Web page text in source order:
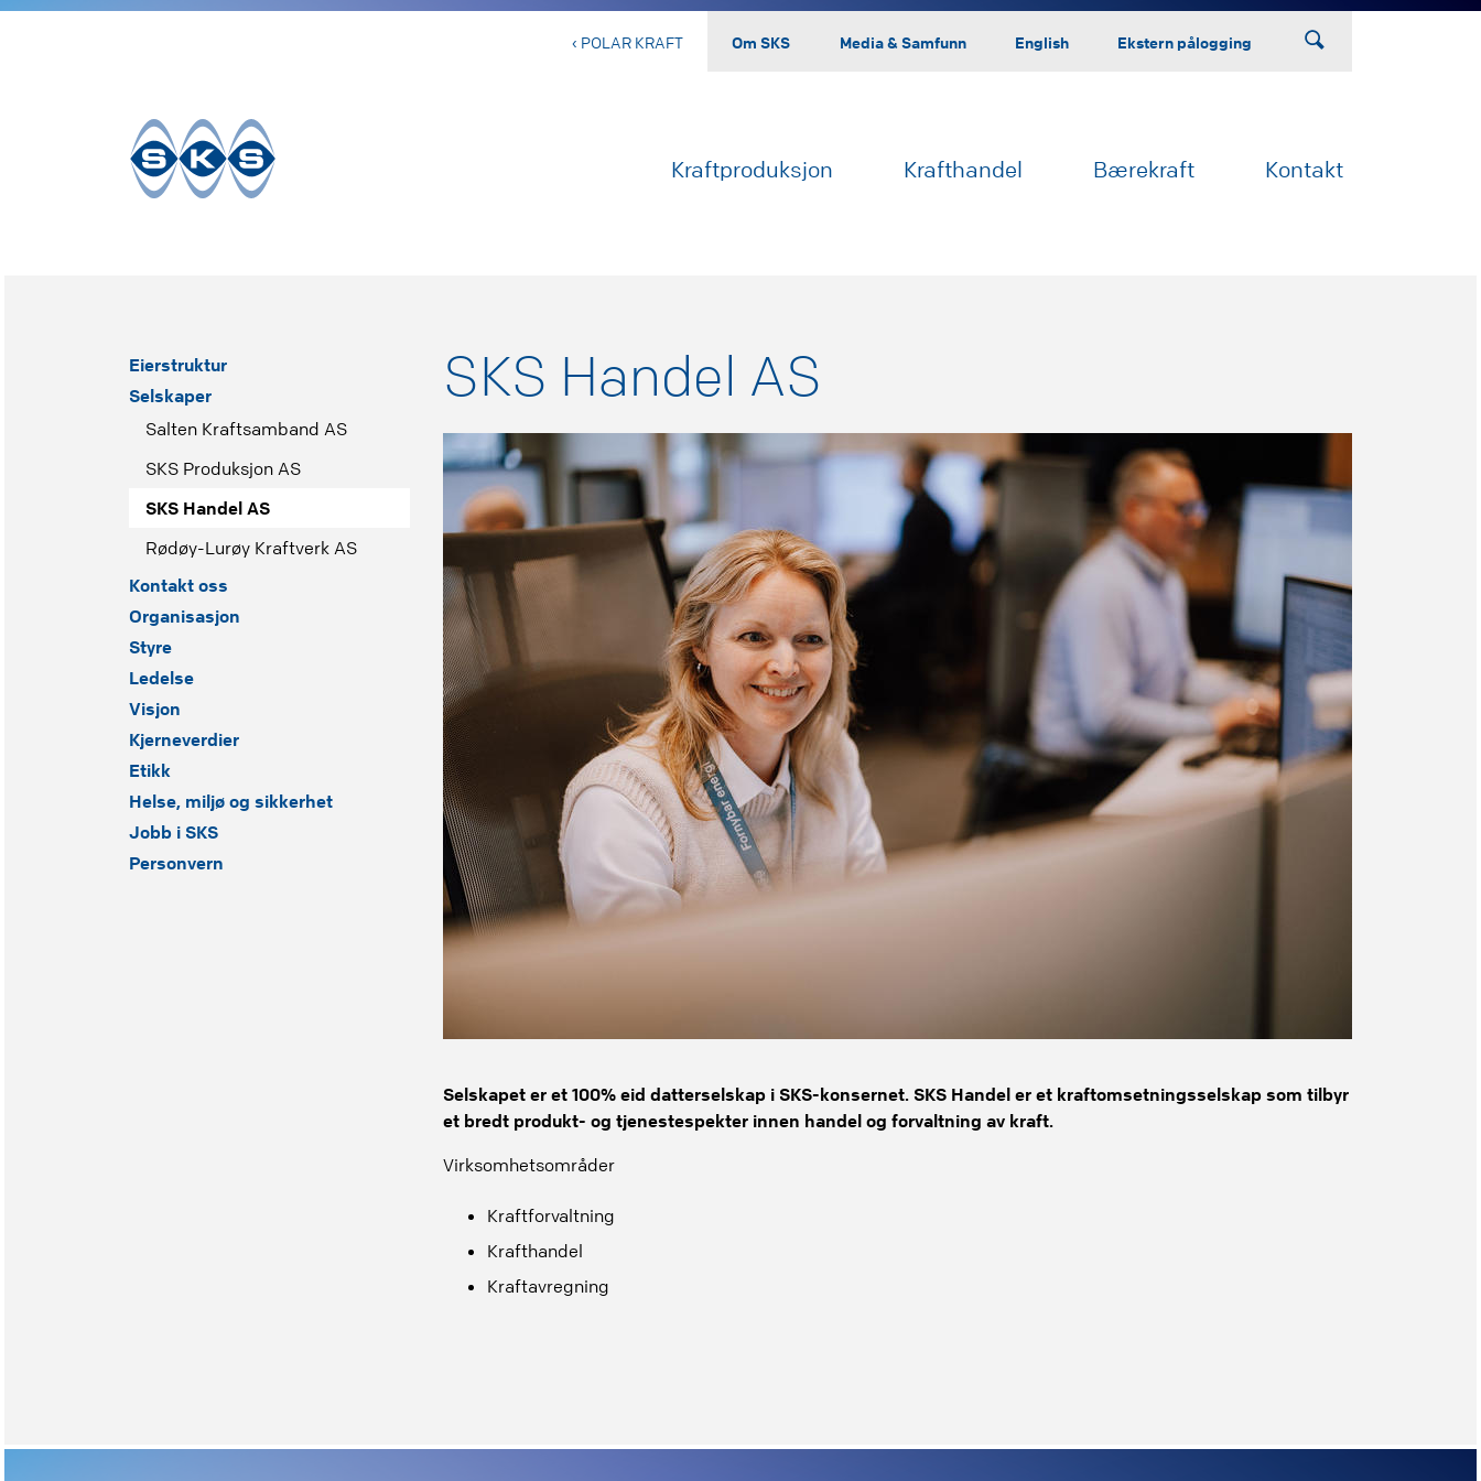
Til
‹ POLAR KRAFT Om SKS Media & Samfunn English Ekstern pålogging
Kraftproduksjon Krafthandel Bærekraft Kontakt
Eierstruktur
Selskaper
Salten Kraftsamband AS
SKS Produksjon AS
SKS Handel AS
Rødøy-Lurøy Kraftverk AS
Kontakt oss
Organisasjon
Styre
Ledelse
Visjon
Kjerneverdier
Etikk
Helse, miljø og sikkerhet
Jobb i SKS
Personvern
SKS Handel AS
Selskapet er et 100% eid datterselskap i SKS-konsernet. SKS Handel er et kraftomsetningsselskap som tilbyr
et bredt produkt- og tjenestespekter innen handel og forvaltning av kraft.
Virksomhetsområder
Kraftforvaltning
Krafthandel
Kraftavregning